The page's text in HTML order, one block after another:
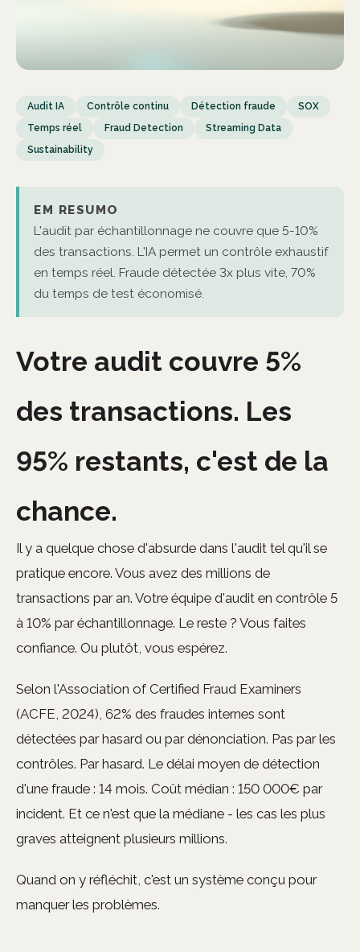
Audit IA Contrôle continu Détection fraude
SOX
Temps réel
Fraud Detection
Streaming Data
Sustainability
EM RESUMO
L'audit par échantillonnage ne couvre que 5-10%
des transactions. L'IA permet un contrôle exhaustif
en temps réel. Fraude détectée 3x plus vite, 70%
du temps de test économisé.
Votre audit couvre 5%
des transactions. Les
95% restants, c'est de la
chance.
Il y a quelque chose d'absurde dans l'audit tel qu'il se
pratique encore. Vous avez des millions de
transactions par an. Votre équipe d'audit en contrôle 5
à 10% par échantillonnage. Le reste ? Vous faites
confiance. Ou plutôt, vous espérez.
Selon l'Association of Certified Fraud Examiners
(ACFE, 2024), 62% des fraudes internes sont
détectées par hasard ou par dénonciation. Pas par les
contrôles. Par hasard. Le délai moyen de détection
d'une fraude : 14 mois. Coût médian : 150 000€ par
incident. Et ce n'est que la médiane - les cas les plus
graves atteignent plusieurs millions.
Quand on y réfléchit, c'est un système conçu pour
manquer les problèmes.